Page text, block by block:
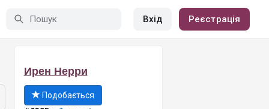
Вхід Реєстрація
Ирен Нерри
Подобається